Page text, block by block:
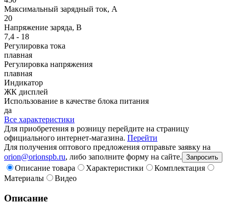
Максимальный зарядный ток, А
20
Напряжение заряда, В
7,4 - 18
Регулировка тока
плавная
Регулировка напряжения
плавная
Индикатор
ЖК дисплей
Использование в качестве блока питания
да
Все характеристики
Для приобретения в розницу перейдите на страницу
официального интернет-магазина. Перейти
Для получения оптового предложения отправьте заявку на
orion@orionspb.ru, либо заполните форму на сайте. Запросить
Описание товара Характеристики
Комплектация
Материалы
Видео
Описание